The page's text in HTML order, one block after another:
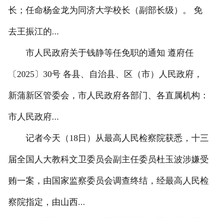
长；任命杨金龙为同济大学校长（副部长级）。 免
去王振江的...
市人民政府关于钱静等任免职的通知 遵府任
〔2025〕30号 各县、自治县、区（市）人民政府，
新蒲新区管委会，市人民政府各部门、各直属机构：
市人民政府...
记者今天（18日）从最高人民检察院获悉，十三
届全国人大教科文卫委员会副主任委员杜玉波涉嫌受
贿一案，由国家监察委员会调查终结，经最高人民检
察院指定，由山西...